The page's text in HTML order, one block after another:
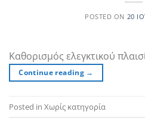
POSTED ON 20
Καθορισμός ελεγκτικού
Continue reading →
Posted in Χωρίς κατηγορία